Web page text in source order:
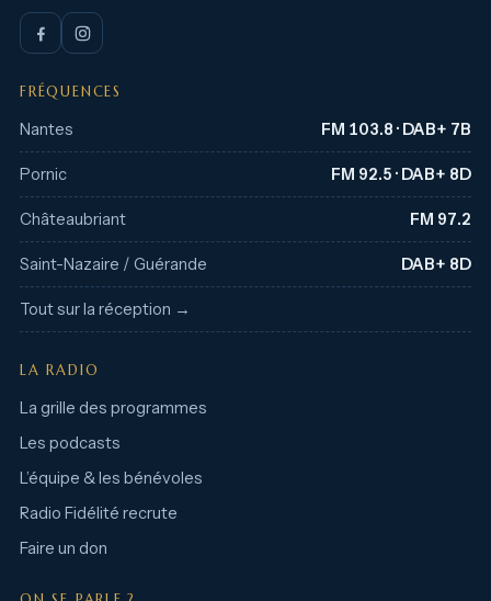
FRÉQUENCES
Nantes FM 103.8 · DAB+ 7B
Pornic FM 92.5 · DAB+ 8D
Châteaubriant FM 97.2
Saint-Nazaire / Guérande DAB+ 8D
Tout sur la réception →
LA RADIO
La grille des programmes
Les podcasts
L’équipe & les bénévoles
Radio Fidélité recrute
Faire un don